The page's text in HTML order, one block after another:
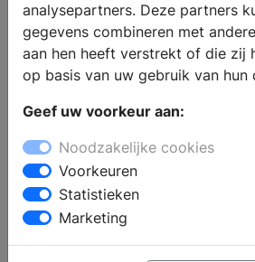
analysepartners. Deze partners
gegevens combineren met
aan hen heeft verstrekt of die zij
op basis van uw gebruik van hun
Geef uw voorkeur aan:
Noodzakelijke cookies
Voorkeuren
Statistieken
Marketing